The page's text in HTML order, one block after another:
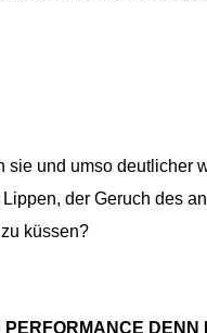
und umso deutlicher
der Geruch des
küssen?